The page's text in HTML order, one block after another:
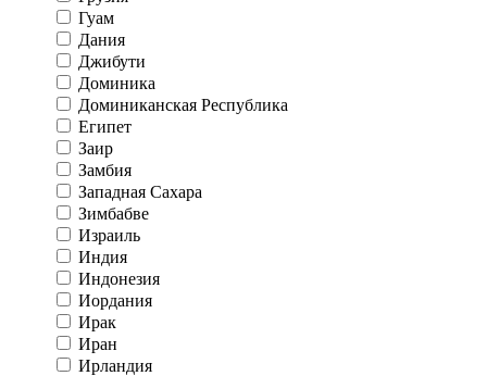
Гуам
Дания
Джибути
Доминика
Доминиканская Республика
Египет
Заир
Замбия
Западная Сахара
Зимбабве
Израиль
Индия
Индонезия
Иордания
Ирак
Иран
Ирландия